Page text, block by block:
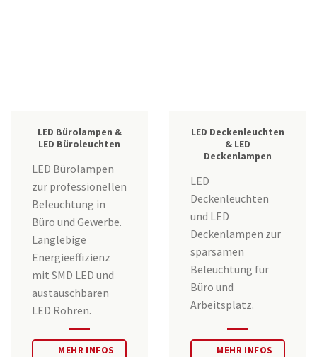
LED Bürolampen &
LED Büroleuchten
LED Bürolampen
zur professionellen
Beleuchtung in
Büro und Gewerbe.
Langlebige
Energieeffizienz
mit SMD LED und
austauschbaren
LED Röhren.
MEHR INFOS
LED Deckenleuchten
& LED
Deckenlampen
LED
Deckenleuchten
und LED
Deckenlampen zur
sparsamen
Beleuchtung für
Büro und
Arbeitsplatz.
MEHR INFOS